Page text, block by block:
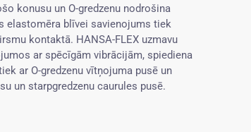
konusu un O-gredzenu nodrošina
elastomēra blīvei savienojums tiek
kontaktā. HANSA-FLEX uzmavu
ar spēcīgām vibrācijām, spiediena
ar O-gredzenu vītņojuma pusē un
un starpgredzenu caurules pusē.